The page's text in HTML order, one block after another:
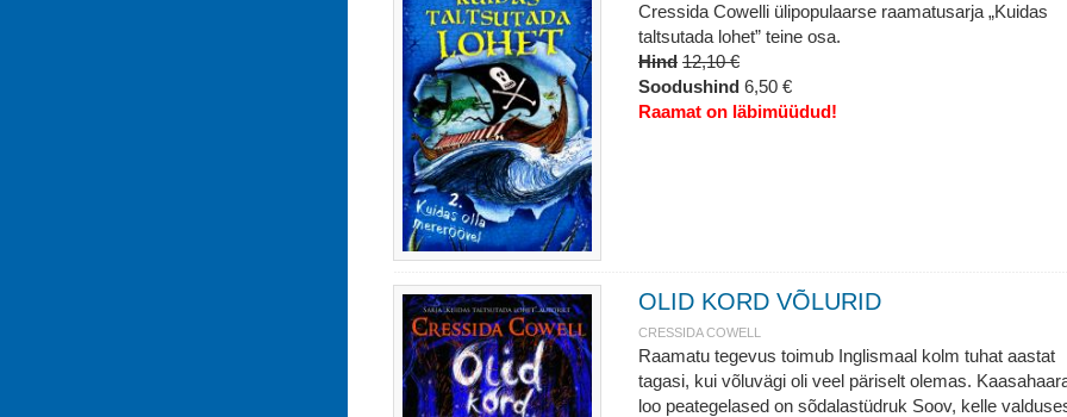
Cressida Cowelli ülipopulaarse raamatusarja „Kuidas
taltsutada lohet” teine osa.
Hind 12,10 €
Soodushind 6,50 €
Raamat on läbimüüdud!
OLID KORD VÕLURID
CRESSIDA COWELL
Raamatu tegevus toimub Inglismaal kolm tuhat aastat
tagasi, kui võluvägi oli veel päriselt olemas.
loo peategelased on sõdalastüdruk Soov, kelle